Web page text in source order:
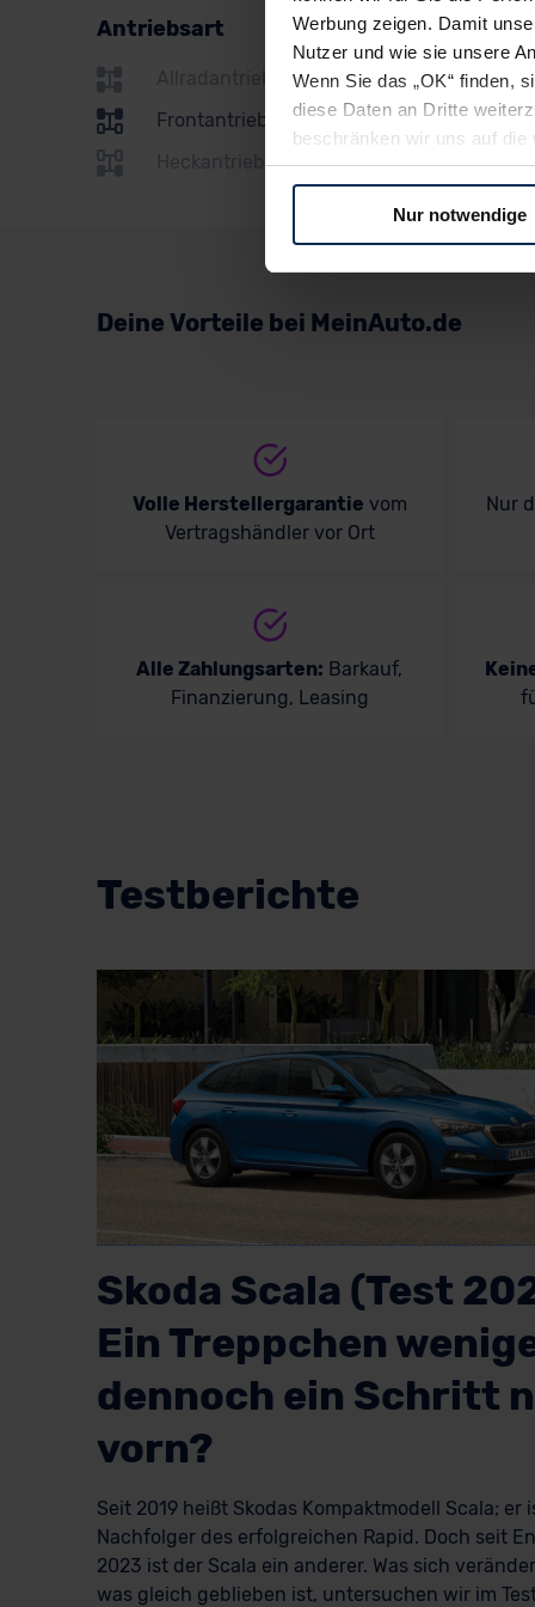
Werbung zeigen. Damit
Nutzer und wie sie unsere
Wenn Sie das „OK“ finden,
diese Daten an Dritte
beschränken wir uns auf
Sie somit nicht perfekt auf
nicht, diese Daten an
Übermittlung in ein Land
Abs. 2 lit. c DSGVO) oder
Datenschutzklauseln
Nur notwendige
Volkswagen
Volvo
Antriebsart
Allradantrieb
Frontantrieb
Heckantrieb
Deine Vorteile bei MeinAuto.de
Volle Herstellergarantie vom
Vertragshändler vor Ort
Nur
Alle Zahlungsarten: Barkauf,
Finanzierung, Leasing
Testberichte
Skoda Scala (Test
Ein Treppchen
dennoch ein Schritt
vorn?
Seit 2019 heißt Skodas Kompaktmodell Scala; er
Nachfolger des erfolgreichen Rapid. Doch seit
2023 ist der Scala ein anderer. Was sich
was gleich geblieben ist, untersuchen wir im